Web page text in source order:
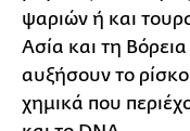
ψαριών ή και
Ασία και τη
αυξήσουν το
χημικά που